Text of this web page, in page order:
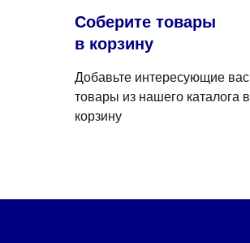
Соберите товары
в корзину
Добавьте интересующие вас
товары из нашего каталога в
корзину